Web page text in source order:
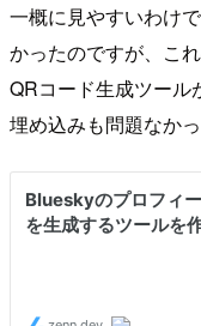
一概に見やすいわけ
かったのですが、こ
QRコード生成ツール
埋め込みも問題なか